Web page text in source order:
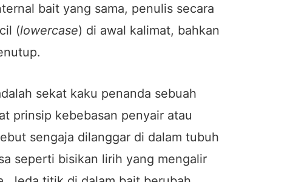
bait yang sama, penulis secara
(lowercase) di awal kalimat, bahkan
sekat kaku penanda sebuah
prinsip kebebasan penyair atau
sengaja dilanggar di dalam tubuh
seperti bisikan lirih yang mengalir